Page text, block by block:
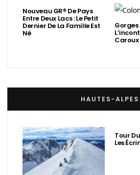
Nouveau GR® De Pays
Entre Deux Lacs : Le Petit
Dernier De La Famille Est
Né
Gorges
Caroux
HAUTES-ALPES
Tour
Les